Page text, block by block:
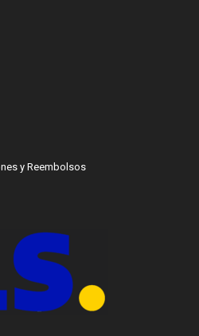
y Reembolsos